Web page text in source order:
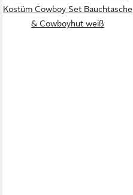
Kostüm Cowboy Set Bauchtasche
& Cowboyhut weiß